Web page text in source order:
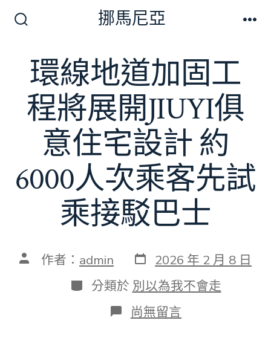
切
換
開
關
挪馬尼亞
環線地道加固工
程將展開JIUYI俱
意住宅設計 約
6000人次乘客先試
乘接駁巴士
文 作者： admin 發
表
日
期
2026 年 2 月 8 日
分
類
分類於 別以為我不會走
在
〈環
尚無留言